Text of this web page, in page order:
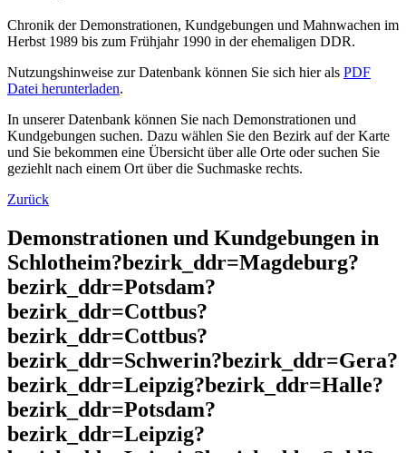
Chronik der Demonstrationen, Kundgebungen und Mahnwachen im
Herbst 1989 bis zum Frühjahr 1990 in der ehemaligen DDR.
Nutzungshinweise zur Datenbank können Sie sich hier als PDF
Datei herunterladen.
In unserer Datenbank können Sie nach Demonstrationen und
Kundgebungen suchen. Dazu wählen Sie den Bezirk auf der Karte
und Sie bekommen eine Übersicht über alle Orte oder suchen Sie
geziehlt nach einem Ort über die Suchmaske rechts.
Zurück
Demonstrationen und Kundgebungen in
Schlotheim?bezirk_ddr=Magdeburg?
bezirk_ddr=Potsdam?
bezirk_ddr=Cottbus?
bezirk_ddr=Cottbus?
bezirk_ddr=Schwerin?bezirk_ddr=Gera?
bezirk_ddr=Leipzig?bezirk_ddr=Halle?
bezirk_ddr=Potsdam?
bezirk_ddr=Leipzig?